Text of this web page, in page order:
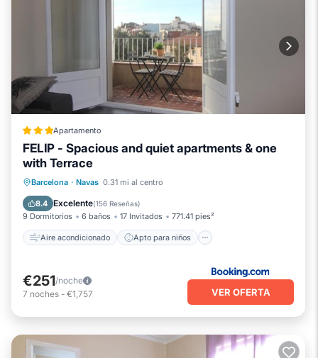
Apartamento
FELIP - Spacious and quiet apartments & one
with Terrace
Barcelona · Navas 0.31 mi al centro
8.4 Excelente(156 Reseñas)
9 Dormitorios 6 baños 17 Invitados 771.41 pies²
Aire acondicionado Apto para niños
Aire acondicionado
Accesibilidad
€251/noche
7 noches - €1,757 VER OFERTA